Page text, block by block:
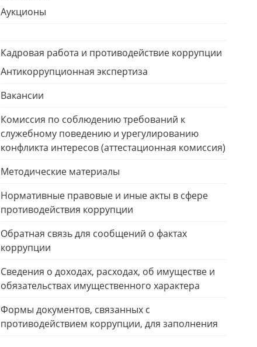
Аукционы
Кадровая работа и противодействие коррупции
Антикоррупционная экспертиза
Вакансии
Комиссия по соблюдению требований к
служебному поведению и урегулированию
конфликта интересов (аттестационная комиссия)
Методические материалы
Нормативные правовые и иные акты в сфере
противодействия коррупции
Обратная связь для сообщений о фактах
коррупции
Сведения о доходах, расходах, об имуществе и
обязательствах имущественного характера
Формы документов, связанных с
противодействием коррупции, для заполнения